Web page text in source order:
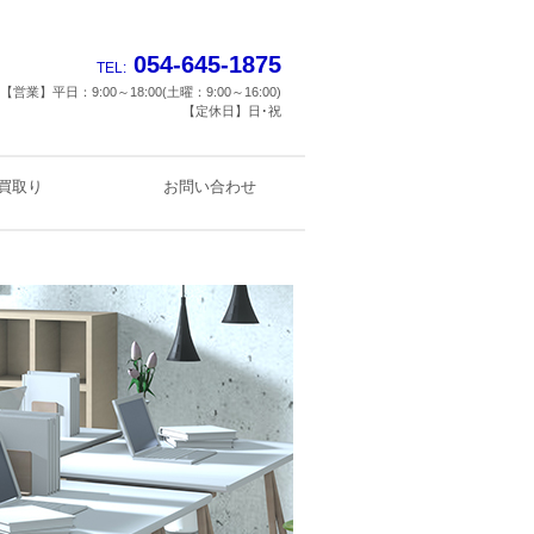
TEL: 054-645-1875
【営業】平日：9:00～18:00(土曜：9:00～16:00)
【定休日】日･祝
取り お問い合わせ